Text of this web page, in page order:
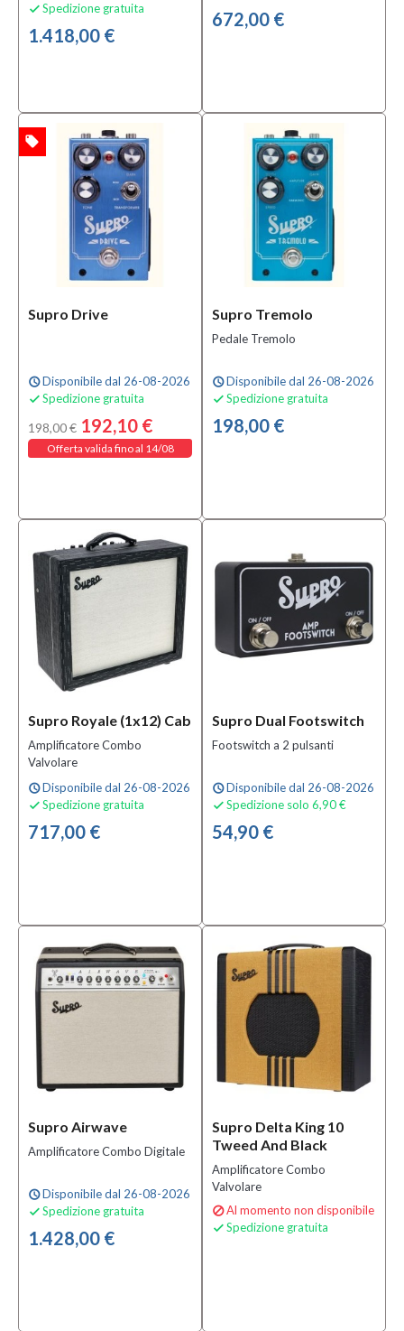
 Spedizione gratuita
1.418,00 €
672,00 €
Supro Drive
scheduleDisponibile dal 26-08-2026
 Spedizione gratuita
198,00 € 192,10 €
Offerta valida fino al 14/08
local_offer
Supro Tremolo
Pedale Tremolo
scheduleDisponibile dal 26-08-2026
 Spedizione gratuita
198,00 €
Supro Royale (1x12) Cab
Amplificatore Combo
Valvolare
scheduleDisponibile dal 26-08-2026
 Spedizione gratuita
717,00 €
Supro Dual Footswitch
Footswitch a 2 pulsanti
scheduleDisponibile dal 26-08-2026
 Spedizione solo 6,90 €
54,90 €
Supro Airwave
Amplificatore Combo Digitale
scheduleDisponibile dal 26-08-2026
 Spedizione gratuita
1.428,00 €
Supro Delta King 10
Tweed And Black
Amplificatore Combo
Valvolare
Al momento non disponibile
 Spedizione gratuita